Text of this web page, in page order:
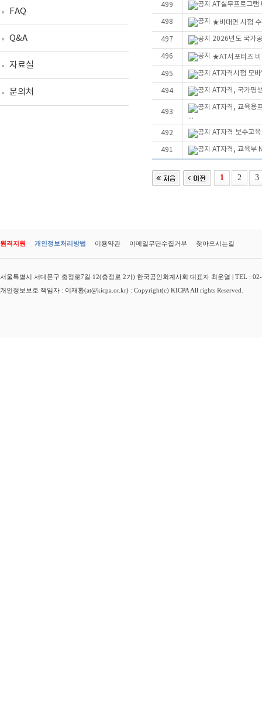
FAQ
Q&A
자료실
문의처
499 AT실무프로그
498 ★비대면 시험
497 2026년도 국가
496 ★AT서포터즈 비
495 AT자격시험 모
494 AT자격, 국가평
493
AT자격, 교육용
...
492 AT자격 보수교
491 AT자격, 교육부
1 2 3
원격지원 개인정보처리방법 이용약관 이메일무단수집거부 찾아오시는길
서울특별시 서대문구 충정로7길 12(충정로 2가) 한국공인회계사회 대표자 최운열 | TEL :
개인정보보호 책임자 : 이재환(at@kicpa.or.kr) : Copyright(c) KICPA All rights Reserved.